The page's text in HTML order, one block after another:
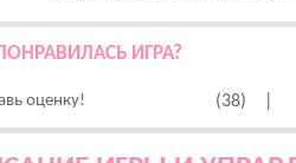
ИГРА?
оценку! (38)